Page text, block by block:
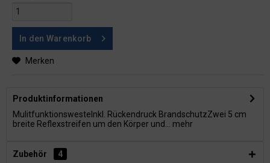
In den Warenkorb
Merken
Produktinformationen
MulitfunktionswesteInkl. Rückendruck BrandschutzZwei 5 cm
breite Reflexstreifen um den Körper und...
mehr
Zubehör 4